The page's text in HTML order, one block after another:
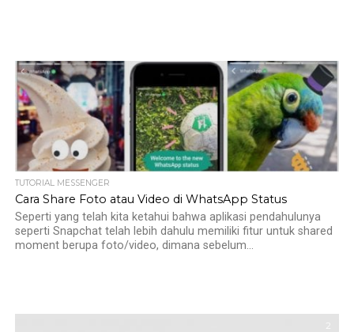
TUTORIAL MESSENGER
Cara Share Foto atau Video di WhatsApp Status
Seperti yang telah kita ketahui bahwa aplikasi pendahulunya
seperti Snapchat telah lebih dahulu memiliki fitur untuk shared
moment berupa foto/video, dimana sebelum...
2